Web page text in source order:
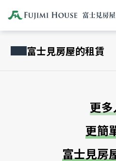
富士見房屋的
租賃 如何租借房間
富士見房屋的租賃
更
更簡
富士見房